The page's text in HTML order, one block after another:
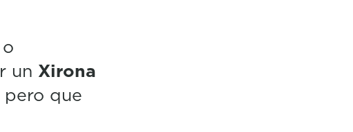
un Xirona
que